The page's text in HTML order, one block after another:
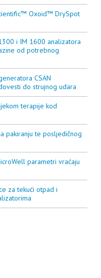
Oxoid™ DrySpot
i IM 1600 analizatora
od potrebnog
CSAN
do strujnog udara
terapije kod
pakiranju te posljedičnog
parametri vraćaju
za tekući otpad i